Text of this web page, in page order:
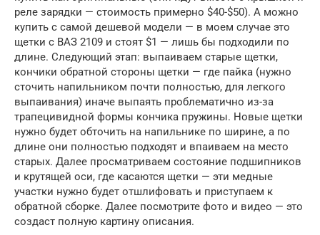
реле зарядки — стоимость примерно $40-$50). А можно
купить с самой дешевой модели — в моем случае это
щетки с ВАЗ 2109 и стоят $1 — лишь бы подходили по
длине. Следующий этап: выпаиваем старые щетки,
кончики обратной стороны щетки — где пайка (нужно
сточить напильником почти полностью, для легкого
выпаивания) иначе выпаять проблематично из-за
трапецивидной формы кончика пружины. Новые щетки
нужно будет обточить на напильнике по ширине, а по
длине они полностью подходят и впаиваем на место
старых. Далее просматриваем состояние подшипников
и крутящей оси, где касаются щетки — эти медные
участки нужно будет отшлифовать и приступаем к
обратной сборке. Далее посмотрите фото и видео — это
создаст полную картину описания.